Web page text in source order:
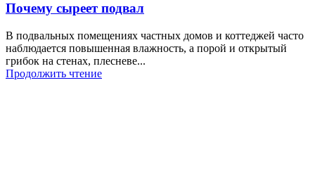
Почему сыреет подвал
В подвальных помещениях частных домов и коттеджей часто
наблюдается повышенная влажность, а порой и открытый
грибок на стенах, плесневе...
Продолжить чтение